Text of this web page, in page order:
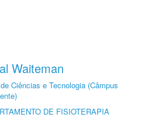
Waiteman
Ciências e Tecnologia (Câmpus
DE FISIOTERAPIA